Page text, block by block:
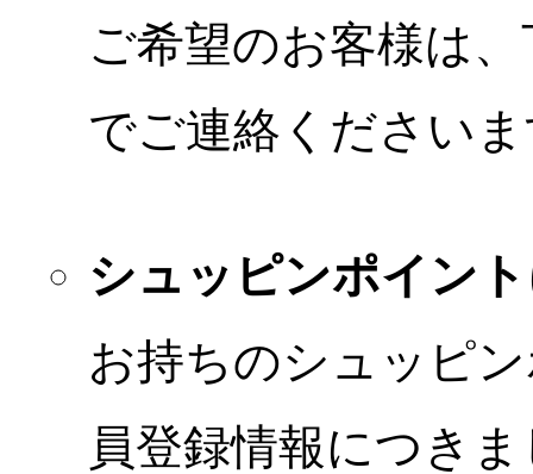
ご希望のお客様は
でご連絡ください
シュッピンポイン
お持ちのシュッピ
員登録情報につき